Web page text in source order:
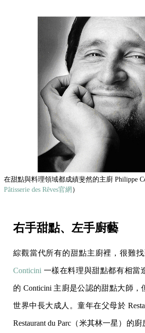
在甜點與料理領域都成績斐然的主廚 Philippe
Pâtisserie des Rêves官網 ）
右手甜點、左手廚藝
綜觀當代所有的甜點主廚裡，很難
Conticini 一樣在料理與甜點都有相當
的 Conticini 主廚是公認的甜點大師，
世界中長大成人。童年在父母於
Restaurant du Parc（米其林一星）的